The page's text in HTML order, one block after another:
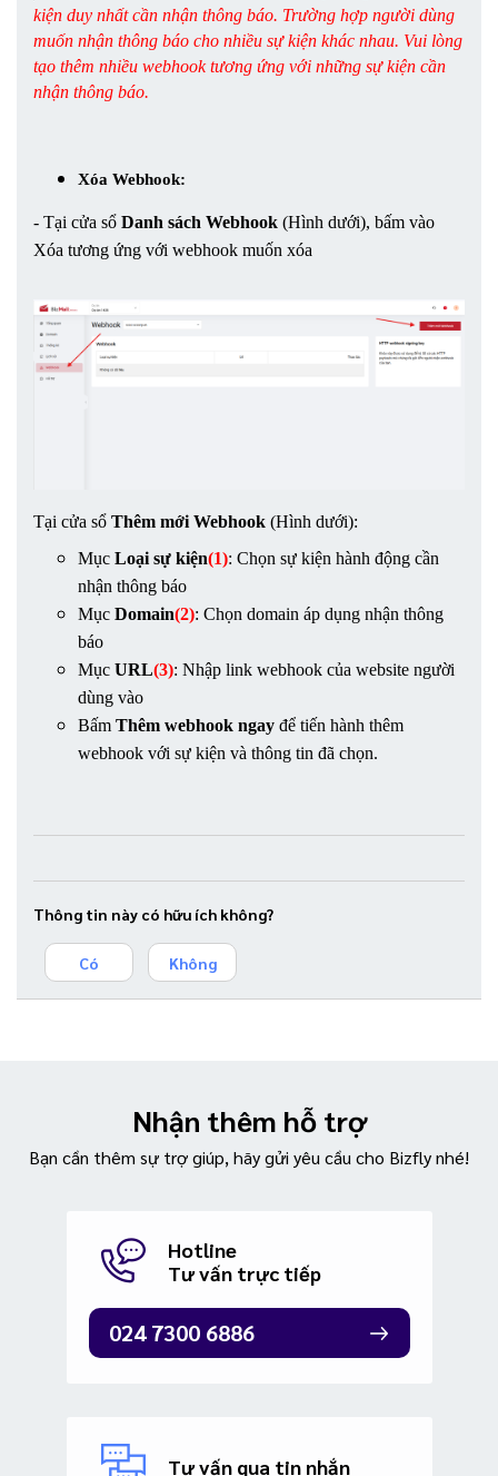
kiện duy nhất cần nhận thông báo. Trường hợp người dùng
muốn nhận thông báo cho nhiều sự kiện khác nhau. Vui lòng
tạo thêm nhiều webhook tương ứng với những sự kiện cần
nhận thông báo.
Xóa Webhook:
- Tại cửa sổ Danh sách Webhook (Hình dưới), bấm vào
Xóa tương ứng với webhook muốn xóa
Tại cửa sổ Thêm mới Webhook (Hình dưới):
Mục Loại sự kiện(1): Chọn sự kiện hành động cần
nhận thông báo
Mục Domain(2): Chọn domain áp dụng nhận thông
báo
Mục URL(3): Nhập link webhook của website người
dùng vào
Bấm Thêm webhook ngay để tiến hành thêm
webhook với sự kiện và thông tin đã chọn.
Thông tin này có hữu ích không?
Có Không
Nhận thêm hỗ trợ
Bạn cần thêm sự trợ giúp, hãy gửi yêu cầu cho Bizfly nhé!
Hotline
Tư vấn trực tiếp
024 7300 6886
Tư vấn qua tin nhắn